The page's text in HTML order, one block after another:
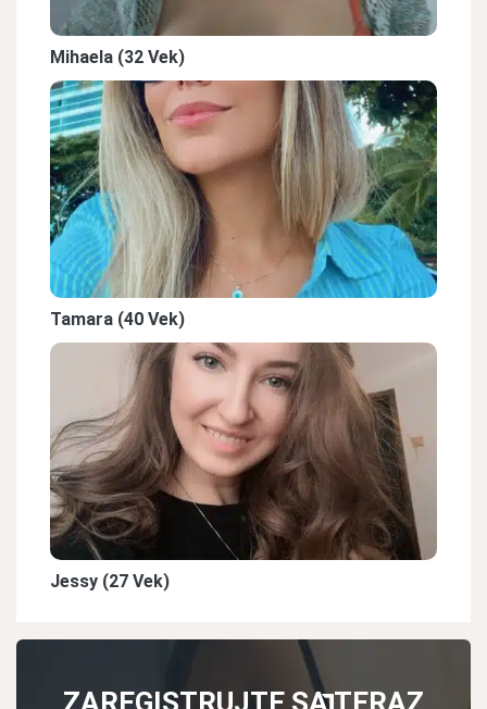
Mihaela (32 Vek)
Tamara (40 Vek)
Jessy (27 Vek)
ZAREGISTRUJTE SA TERAZ